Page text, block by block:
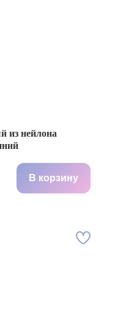
из нейлона
В корзину